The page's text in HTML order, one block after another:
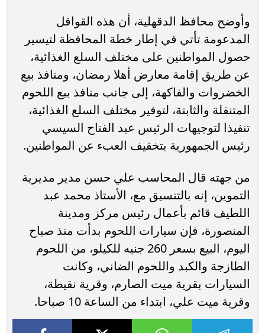
وأوضح محافظ الدقهلية، أن هذه القوافل
المدعومة تأتي في إطار خطة المحافظة لتيسير
حصول المواطنين على مختلف السلع الغذائية،
عن طريق إقامة معارض أهلا رمضان، ومنافذ بيع
الخضروات والفاكهة، إلى جانب منافذ بيع اللحوم
المتنقلة والثابتة، لتوفير مختلف السلع الغذائية،
تنفيذا لتوجيهات الرئيس عبد الفتاح السيسي
رئيس الجمهورية بتخفيف العبء عن المواطنين.
من جهته قال المحاسب علي حسن مدير مديرية
التموين، إنه بالتنسيق مع، الأستاذ محمد عبد
اللطيف قائم بأعمال رئيس مركز ومدينة
المنصورة، فإن سيارات اللحوم بدأت منذ صباح
اليوم، البيع بسعر 260 جنيه للكيلو، من اللحوم
الطازجة والكبد واللحوم الضاني، وكانت
السيارات بقرية ميت الصارم، وقرية نقيطة،
وقرية ميت علي، ابتداء من الساعة 10 صباحا.